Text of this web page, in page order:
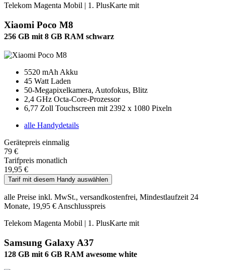
Telekom Magenta Mobil | 1. PlusKarte mit
Xiaomi Poco M8
256 GB mit 8 GB RAM schwarz
5520 mAh Akku
45 Watt Laden
50-Megapixelkamera, Autofokus, Blitz
2,4 GHz Octa-Core-Prozessor
6,77 Zoll Touchscreen mit 2392 x 1080 Pixeln
alle Handydetails
Gerätepreis einmalig
79 €
Tarifpreis monatlich
19,95 €
Tarif mit diesem Handy auswählen
alle Preise inkl. MwSt., versandkostenfrei, Mindestlaufzeit 24
Monate, 19,95 € Anschlusspreis
Telekom Magenta Mobil | 1. PlusKarte mit
Samsung Galaxy A37
128 GB mit 6 GB RAM awesome white